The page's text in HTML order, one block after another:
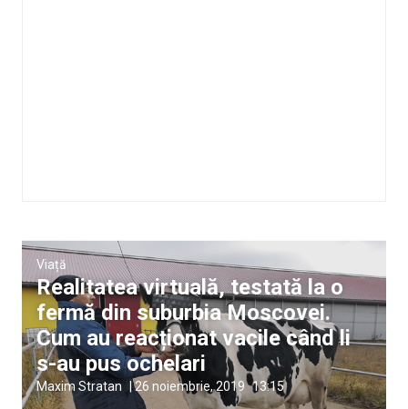
Viață
Realitatea virtuală, testată la o
fermă din suburbia Moscovei.
Cum au reacționat vacile când li
s-au pus ochelari
Maxim Stratan 26 noiembrie, 2019 13:15